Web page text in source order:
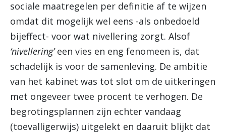
sociale maatregelen per definitie af te wijzen
omdat dit mogelijk wel eens -als onbedoeld
bijeffect- voor wat nivellering zorgt. Alsof
‘nivellering’een vies en eng fenomeen is, dat
schadelijk is voor de samenleving. De ambitie
van het kabinet was tot slot om de uitkeringen
met ongeveer twee procent te verhogen. De
begrotingsplannen zijn echter vandaag
(toevalligerwijs) uitgelekt en daaruit blijkt dat